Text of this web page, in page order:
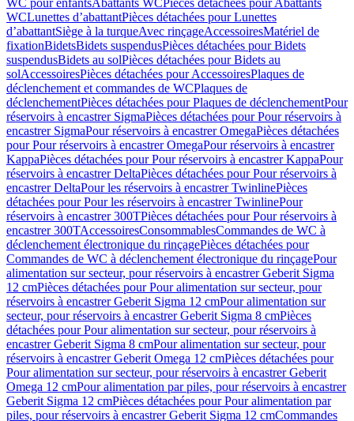
WC pour enfantsAbattants WCPièces détachées pour Abattants
WCLunettes d’abattantPièces détachées pour Lunettes
d’abattantSiège à la turqueAvec rinçageAccessoiresMatériel de
fixationBidetsBidets suspendusPièces détachées pour Bidets
suspendusBidets au solPièces détachées pour Bidets au
solAccessoiresPièces détachées pour AccessoiresPlaques de
déclenchement et commandes de WCPlaques de
déclenchementPièces détachées pour Plaques de déclenchementPour
réservoirs à encastrer SigmaPièces détachées pour Pour réservoirs à
encastrer SigmaPour réservoirs à encastrer OmegaPièces détachées
pour Pour réservoirs à encastrer OmegaPour réservoirs à encastrer
KappaPièces détachées pour Pour réservoirs à encastrer KappaPour
réservoirs à encastrer DeltaPièces détachées pour Pour réservoirs à
encastrer DeltaPour les réservoirs à encastrer TwinlinePièces
détachées pour Pour les réservoirs à encastrer TwinlinePour
réservoirs à encastrer 300TPièces détachées pour Pour réservoirs à
encastrer 300TAccessoiresConsommablesCommandes de WC à
déclenchement électronique du rinçagePièces détachées pour
Commandes de WC à déclenchement électronique du rinçagePour
alimentation sur secteur, pour réservoirs à encastrer Geberit Sigma
12 cmPièces détachées pour Pour alimentation sur secteur, pour
réservoirs à encastrer Geberit Sigma 12 cmPour alimentation sur
secteur, pour réservoirs à encastrer Geberit Sigma 8 cmPièces
détachées pour Pour alimentation sur secteur, pour réservoirs à
encastrer Geberit Sigma 8 cmPour alimentation sur secteur, pour
réservoirs à encastrer Geberit Omega 12 cmPièces détachées pour
Pour alimentation sur secteur, pour réservoirs à encastrer Geberit
Omega 12 cmPour alimentation par piles, pour réservoirs à encastrer
Geberit Sigma 12 cmPièces détachées pour Pour alimentation par
piles, pour réservoirs à encastrer Geberit Sigma 12 cmCommandes